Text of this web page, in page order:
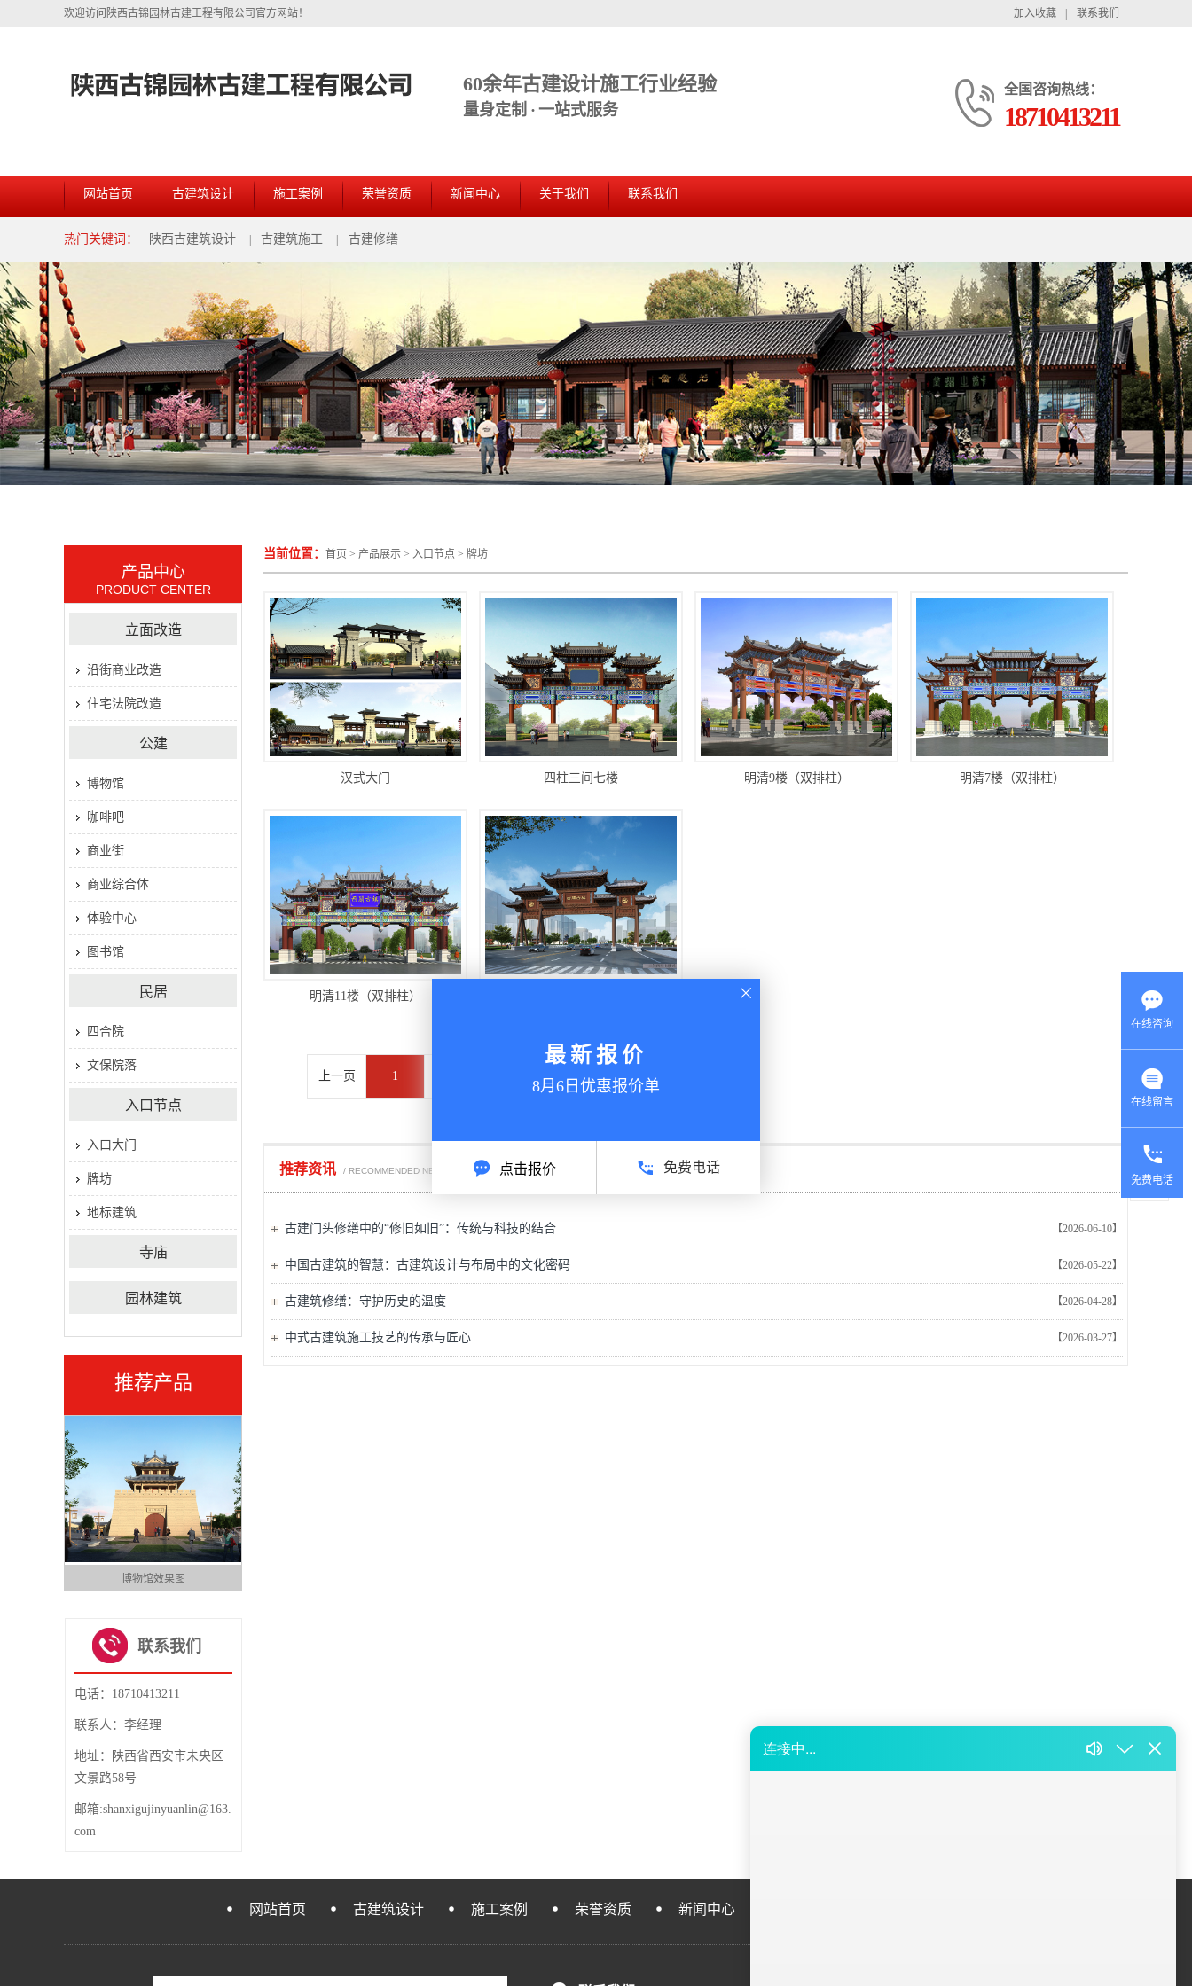
欢迎访问陕西古锦园林古建工程有限公司官方网站！ 加入收藏 联系我们
60余年古建设计施工行业经验
量身定制 · 一站式服务
全国咨询热线：
18710413211
网站首页 古建筑设计 施工案例 荣誉资质 新闻中心 关于我们 联系我们
热门关键词： 陕西古建筑设计 古建筑施工 古建修缮
当前位置： 首页 > 产品展示 > 入口节点 > 牌坊
汉式大门 四柱三间七楼 明清9楼（双排柱） 明清7楼（双排柱）
明清11楼（双排柱）
上一页 1
推荐资讯 / RECOMMENDED NEWS
【2026-06-10】
古建门头修缮中的“修旧如旧”：传统与科技的结合
【2026-05-22】
中国古建筑的智慧：古建筑设计与布局中的文化密码
【2026-04-28】
古建筑修缮：守护历史的温度
【2026-03-27】
中式古建筑施工技艺的传承与匠心
产品中心
PRODUCT CENTER
立面改造
沿街商业改造
住宅法院改造
公建
博物馆
咖啡吧
商业街
商业综合体
体验中心
图书馆
民居
四合院
文保院落
入口节点
入口大门
牌坊
地标建筑
寺庙
园林建筑
推荐产品
博物馆效果图
联系我们
电话：18710413211
联系人：李经理
地址：陕西省西安市未央区
文景路58号
邮箱:shanxigujinyuanlin@163.
com
网站首页 古建筑设计 施工案例 荣誉资质 新闻中心
中心
返回
首页
在线咨询
在线留言
免费电话
最新报价
8月6日优惠报价单
点击报价 免费电话